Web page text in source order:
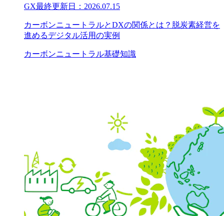
GX最終更新日： 2026.07.15
カーボンニュートラルとDXの関係とは？脱炭素経営を
進めるデジタル活用の実例
カーボンニュートラル基礎知識